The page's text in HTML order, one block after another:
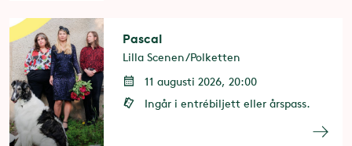
Pascal
Lilla Scenen/Polketten
11 augusti 2026, 20:00
Ingår i entrébiljett eller årspass.